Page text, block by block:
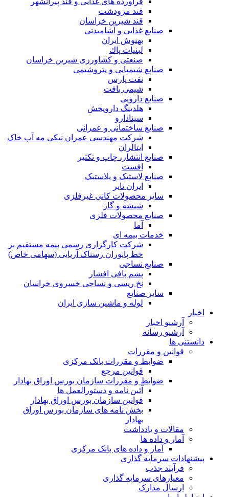
قند مرودشت
قند شیرین خراسان
صنایع غذايی و آشاميدنی
بهنوش ایران
لبنيات پاك
صنعتی و کشاورزی شیرین خراسان
صنایع شیمیایی و پتروشیمی
نفت پارس
شیمی بافت
صنایع دارویی
هلدینگ داروپخش
سینادارو
صنایع ساختمانی و عمرانی
شرکت مهندسی عمران نیکی مه آب خاک
ایتالران
صنایع انتشار، چاپ و تکثير
افست
صنایع لاستیک و پلاستیک
ایران تایر
ساير محصولات كانی غيرفلزی
شیشه و گاز
صنایع محصولات فلزی
آما
خدمات بیمه ای
شرکت کارگزاری رسمی بیمه مستقیم بر
خط پایوران رستاک آریایی (سهامی خاص)
صنایع نساجی
پشم بافی افشار
نخ ریسی و نساجی خسروی خراسان
سایر صنایع
لوله و ماشین سازی ایران
اخبار
آرشیو اخبار
آرشیو رسانه
دانستنی ها
قوانین و مقررات
ضوابط و مقررات بانک مرکزی
قوانين مرجع
ضوابط و مقررات سازمان بورس اوراق بهادار
آئین نامه و دستورالعمل ها
قوانین سازمان بورس اوراق بهادار
بخش نامه های سازمان بورس اوراق
بهادار
مقالات و یادداشت
آمار و داده ها
آمار و داده های بانک مرکزی
پیشنهادات سرمایه گذاری
فرآیند جذب
معیارهای سرمایه گذاری
ارسال مدارک